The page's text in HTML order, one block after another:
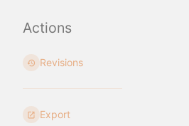
Actions
Revisions
Export